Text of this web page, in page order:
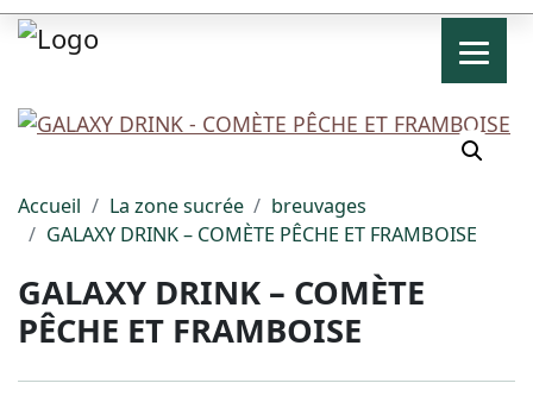
Accueil La zone sucrée
breuvages
GALAXY DRINK – COMÈTE PÊCHE ET FRAMBOISE
GALAXY DRINK – COMÈTE
PÊCHE ET FRAMBOISE